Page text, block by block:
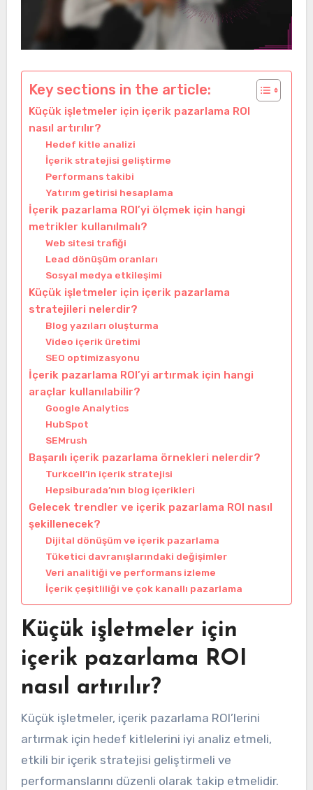
Key sections in the article:
Küçük işletmeler için içerik pazarlama ROI
nasıl artırılır?
Hedef kitle analizi
İçerik stratejisi geliştirme
Performans takibi
Yatırım getirisi hesaplama
İçerik pazarlama ROI’yi ölçmek için hangi
metrikler kullanılmalı?
Web sitesi trafiği
Lead dönüşüm oranları
Sosyal medya etkileşimi
Küçük işletmeler için içerik pazarlama
stratejileri nelerdir?
Blog yazıları oluşturma
Video içerik üretimi
SEO optimizasyonu
İçerik pazarlama ROI’yi artırmak için hangi
araçlar kullanılabilir?
Google Analytics
HubSpot
SEMrush
Başarılı içerik pazarlama örnekleri nelerdir?
Turkcell’in içerik stratejisi
Hepsiburada’nın blog içerikleri
Gelecek trendler ve içerik pazarlama ROI nasıl
şekillenecek?
Dijital dönüşüm ve içerik pazarlama
Tüketici davranışlarındaki değişimler
Veri analitiği ve performans izleme
İçerik çeşitliliği ve çok kanallı pazarlama
Küçük işletmeler için
içerik pazarlama ROI
nasıl artırılır?
Küçük işletmeler, içerik pazarlama ROI’lerini
artırmak için hedef kitlelerini iyi analiz etmeli,
etkili bir içerik stratejisi geliştirmeli ve
performanslarını düzenli olarak takip etmelidir.